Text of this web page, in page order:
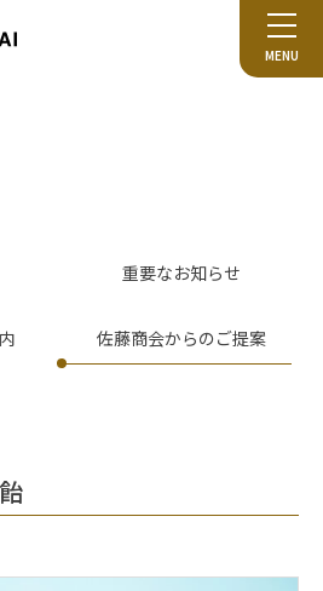
MENU
重要なお知らせ
佐藤商会からのご提案